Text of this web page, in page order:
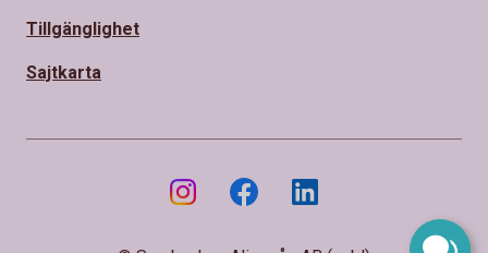
Tillgänglighet
Sajtkarta